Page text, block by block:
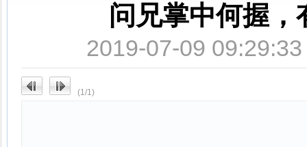
问兄掌中何握，
2019-07-09
(1/1)